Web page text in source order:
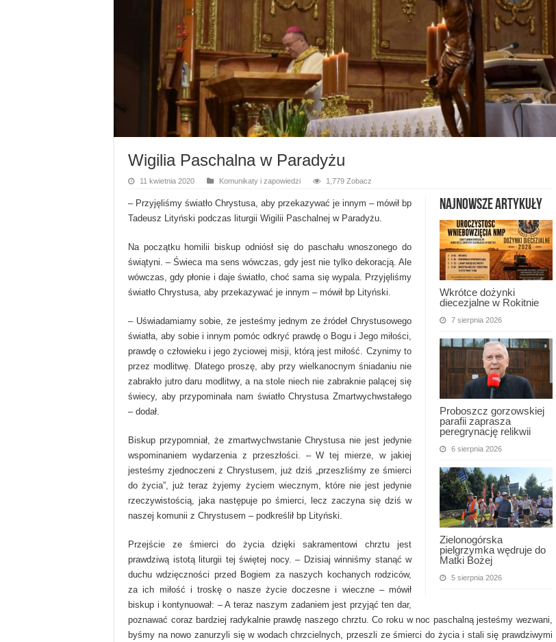
Wigilia Paschalna w Paradyżu
11 kwietnia 2020 Komunikaty i zapowiedzi 1,779 Zobacz
Najnowsze artykuły
Wkrótce dożynki
diecezjalne w Rokitnie
7 sierpnia 2026
Proboszcz gorzowskiej
parafii zaprasza
peregrynację relikwii
6 sierpnia 2026
Zielonogórska
pielgrzymka wędruje do
Matki Bożej
5 sierpnia 2026
– Przyjęliśmy światło Chrystusa, aby przekazywać je innym – mówił bp
Tadeusz Lityński podczas liturgii Wigilii Paschalnej w Paradyżu.
Na początku homilii biskup odniósł się do paschału wnoszonego do
świątyni. – Świeca ma sens wówczas, gdy jest nie tylko dekoracją. Ale
wówczas, gdy płonie i daje światło, choć sama się wypala. Przyjęliśmy
światło Chrystusa, aby przekazywać je innym – mówił bp Lityński.
– Uświadamiamy sobie, że jesteśmy jednym ze źródeł Chrystusowego
światła, aby sobie i innym pomóc odkryć prawdę o Bogu i Jego miłości,
prawdę o człowieku i jego życiowej misji, którą jest miłość. Czynimy to
przez modlitwę. Dlatego proszę, aby przy wielkanocnym śniadaniu nie
zabrakło jutro daru modlitwy, a na stole niech nie zabraknie palącej się
świecy, aby przypominała nam światło Chrystusa Zmartwychwstałego
– dodał.
Biskup przypomniał, że zmartwychwstanie Chrystusa nie jest jedynie
wspominaniem wydarzenia z przeszłości. – W tej mierze, w jakiej
jesteśmy zjednoczeni z Chrystusem, już dziś „przeszliśmy ze śmierci
do życia”, już teraz żyjemy życiem wiecznym, które nie jest jedynie
rzeczywistością, jaka następuje po śmierci, lecz zaczyna się dziś w
naszej komunii z Chrystusem – podkreślił bp Lityński.
Przejście ze śmierci do życia dzięki sakramentowi chrztu jest
prawdziwą istotą liturgii tej świętej nocy. – Dzisiaj winniśmy stanąć w
duchu wdzięczności przed Bogiem za naszych kochanych rodziców,
za ich miłość i troskę o nasze życie doczesne i wieczne – mówił
biskup i kontynuował: – A teraz naszym zadaniem jest przyjąć ten dar,
poznawać coraz bardziej radykalnie prawdę naszego chrztu. Co roku w noc paschalną jesteśmy wezwani,
byśmy na nowo zanurzyli się w wodach chrzcielnych, przeszli ze śmierci do życia i stali się prawdziwymi